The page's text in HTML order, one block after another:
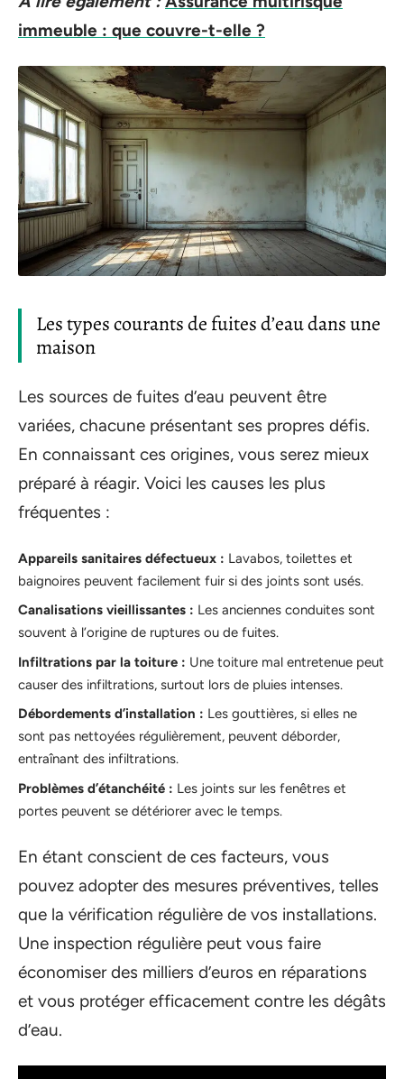
immeuble : que couvre-t-elle ?
Les types courants de fuites d’eau dans une
maison
Les sources de fuites d’eau peuvent être
variées, chacune présentant ses propres défis.
En connaissant ces origines, vous serez mieux
préparé à réagir. Voici les causes les plus
fréquentes :
Appareils sanitaires défectueux : Lavabos, toilettes et
baignoires peuvent facilement fuir si des joints sont usés.
Canalisations vieillissantes : Les anciennes conduites sont
souvent à l’origine de ruptures ou de fuites.
Infiltrations par la toiture : Une toiture mal entretenue peut
causer des infiltrations, surtout lors de pluies intenses.
Débordements d’installation : Les gouttières, si elles ne
sont pas nettoyées régulièrement, peuvent déborder,
entraînant des infiltrations.
Problèmes d’étanchéité : Les joints sur les fenêtres et
portes peuvent se détériorer avec le temps.
En étant conscient de ces facteurs, vous
pouvez adopter des mesures préventives, telles
que la vérification régulière de vos installations.
Une inspection régulière peut vous faire
économiser des milliers d’euros en réparations
et vous protéger efficacement contre les dégâts
d’eau.